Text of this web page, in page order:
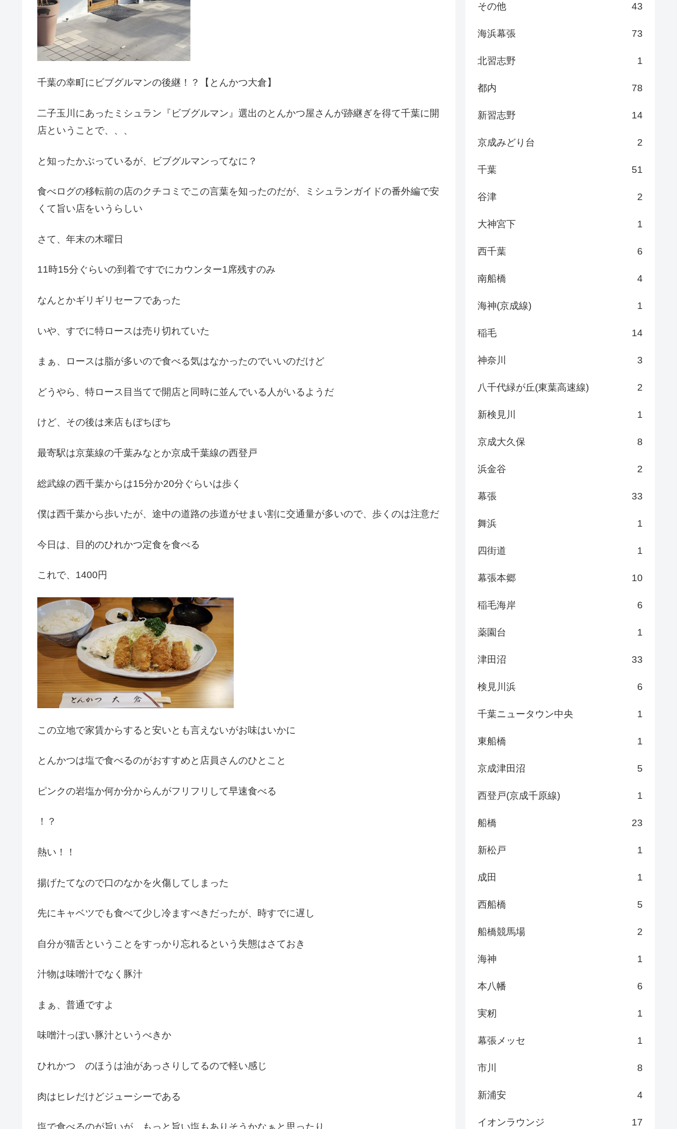
千葉の幸町にビブグルマンの後継！？【とんかつ大倉】
二子玉川にあったミシュラン『ビブグルマン』選出のとんかつ屋さんが跡継ぎを得て千葉に開
店ということで、、、
と知ったかぶっているが、ビブグルマンってなに？
食べログの移転前の店のクチコミでこの言葉を知ったのだが、ミシュランガイドの番外編で安
くて旨い店をいうらしい
さて、年末の木曜日
11時15分ぐらいの到着ですでにカウンター1席残すのみ
なんとかギリギリセーフであった
いや、すでに特ロースは売り切れていた
まぁ、ロースは脂が多いので食べる気はなかったのでいいのだけど
どうやら、特ロース目当てで開店と同時に並んでいる人がいるようだ
けど、その後は来店もぼちぼち
最寄駅は京葉線の千葉みなとか京成千葉線の西登戸
総武線の西千葉からは15分か20分ぐらいは歩く
僕は西千葉から歩いたが、途中の道路の歩道がせまい割に交通量が多いので、歩くのは注意だ
今日は、目的のひれかつ定食を食べる
これで、1400円
この立地で家賃からすると安いとも言えないがお味はいかに
とんかつは塩で食べるのがおすすめと店員さんのひとこと
ピンクの岩塩か何か分からんがフリフリして早速食べる
！？
熱い！！
揚げたてなので口のなかを火傷してしまった
先にキャベツでも食べて少し冷ますべきだったが、時すでに遅し
自分が猫舌ということをすっかり忘れるという失態はさておき
汁物は味噌汁でなく豚汁
まぁ、普通ですよ
味噌汁っぽい豚汁というべきか
ひれかつ のほうは油があっさりしてるので軽い感じ
肉はヒレだけどジューシーである
塩で食べるのが旨いが、もっと旨い塩もありそうかなぁと思ったり
その他 43
海浜幕張 73
北習志野 1
都内 78
新習志野 14
京成みどり台 2
千葉 51
谷津 2
大神宮下 1
西千葉 6
南船橋 4
海神(京成線) 1
稲毛 14
神奈川 3
八千代緑が丘(東葉高速線) 2
新検見川 1
京成大久保 8
浜金谷 2
幕張 33
舞浜 1
四街道 1
幕張本郷 10
稲毛海岸 6
薬園台 1
津田沼 33
検見川浜 6
千葉ニュータウン中央 1
東船橋 1
京成津田沼 5
西登戸(京成千原線) 1
船橋 23
新松戸 1
成田 1
西船橋 5
船橋競馬場 2
海神 1
本八幡 6
実籾 1
幕張メッセ 1
市川 8
新浦安 4
イオンラウンジ 17